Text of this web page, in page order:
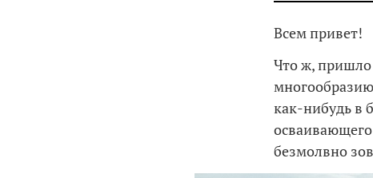
Всем привет!
Что ж,
многообразию
как-нибудь в
безмолвно